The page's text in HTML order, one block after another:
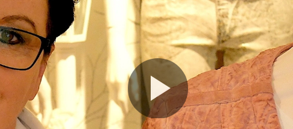
Video